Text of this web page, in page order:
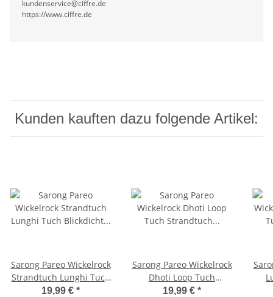
kundenservice@ciffre.de
https://www.ciffre.de
Kunden kauften dazu folgende Artikel:
Sarong Pareo Wickelrock
Strandtuch Lunghi Tuch
Blickdicht Schlicht Uni
19,99 € *
Sarong Pareo Wickelrock
Dhoti Loop Tuch
Strandtuch Handtuch
19,99 € *